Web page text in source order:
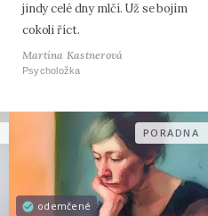
jindy celé dny mlčí. Už se bojím
cokoli říct.
Martina Kastnerová
Psycholožka
odemčené
PORADNA